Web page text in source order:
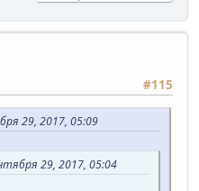
#115
29, 2017, 05:09
29, 2017, 05:04